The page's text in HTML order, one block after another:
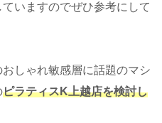
いますのでぜひ参考にして
しゃれ敏感層に話題のマシ
ピラティスK上越店を検討し